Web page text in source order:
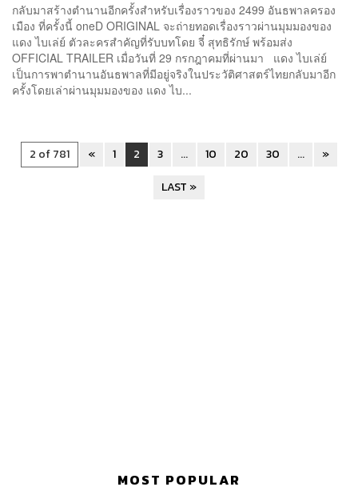
กลับมาสร้างตำนานอีกครั้งสำหรับเรื่องราวของ 2499 อันธพาลครอง
เมือง ที่ครั้งนี้ oneD ORIGINAL จะถ่ายทอดเรื่องราวผ่านมุมมองของ
แดง ไบเล่ย์ ตัวละครสำคัญที่รับบทโดย จี๋ สุทธิรักษ์ พร้อมส่ง
OFFICIAL TRAILER เมื่อวันที่ 29 กรกฎาคมที่ผ่านมา แดง ไบเล่ย์
เป็นการพาตำนานอันธพาลที่มีอยู่จริงในประวัติศาสตร์ไทยกลับมาอีก
ครั้งโดยเล่าผ่านมุมมองของ แดง ไบ...
2 of 781 « 1 2 3 ... 10 20 30 ...
»
LAST »
MOST POPULAR